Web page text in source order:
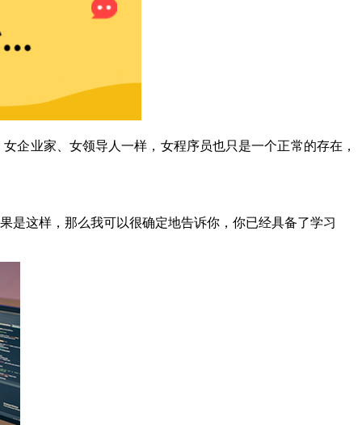
企业家、女领导人一样，女程序员也只是一个正常的存在，
是这样，那么我可以很确定地告诉你，你已经具备了学习